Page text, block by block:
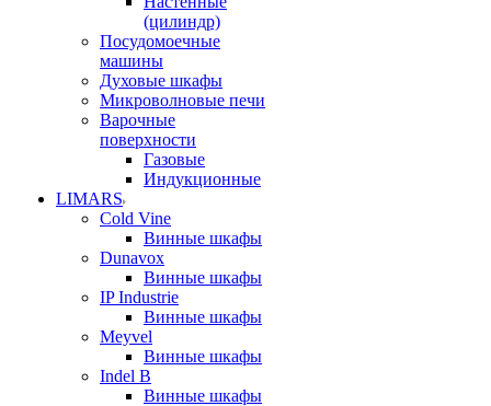
(цилиндр)
Посудомоечные
машины
Духовые шкафы
Микроволновые печи
Варочные
поверхности
Газовые
Индукционные
LIMARS
Cold Vine
Винные шкафы
Dunavox
Винные шкафы
IP Industrie
Винные шкафы
Meyvel
Винные шкафы
Indel B
Винные шкафы